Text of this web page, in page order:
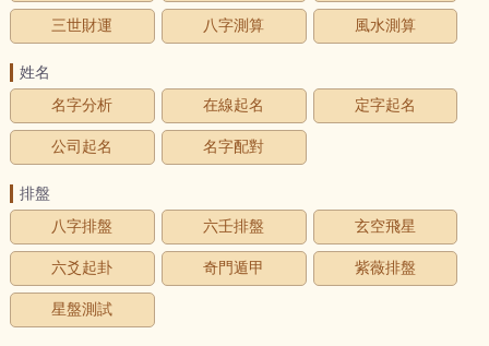
三世財運 八字測算 風水測算
姓名
名字分析
在線起名 定字起名
公司起名 名字配對
排盤
八字排盤
六壬排盤 玄空飛星
六爻起卦 奇門遁甲 紫薇排盤
星盤測試